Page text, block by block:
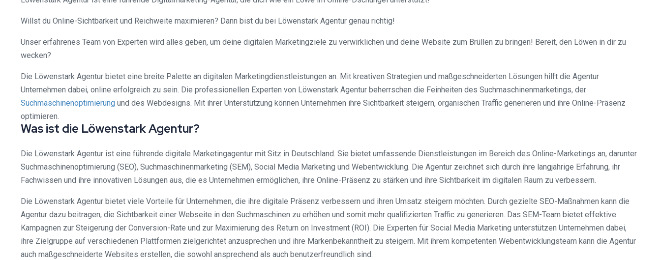
Willst du Online-Sichtbarkeit und Reichweite maximieren? Dann bist du bei Löwenstark Agentur genau richtig!
Unser erfahrenes Team von Experten wird alles geben, um deine digitalen Marketingziele zu verwirklichen und deine Website zum Brüllen zu bringen! Bereit, den Löwen in dir zu
wecken?
Die Löwenstark Agentur bietet eine breite Palette an digitalen Marketingdienstleistungen an. Mit kreativen Strategien und maßgeschneiderten Lösungen hilft die Agentur
Unternehmen dabei, online erfolgreich zu sein. Die professionellen Experten von Löwenstark Agentur beherrschen die Feinheiten des Suchmaschinenmarketings, der
Suchmaschinenoptimierung und des Webdesigns. Mit ihrer Unterstützung können Unternehmen ihre Sichtbarkeit steigern, organischen Traffic generieren und ihre Online-Präsenz
optimieren.
Was ist die Löwenstark Agentur?
Die Löwenstark Agentur ist eine führende digitale Marketingagentur mit Sitz in Deutschland. Sie bietet umfassende Dienstleistungen im Bereich des Online-Marketings an, darunter
Suchmaschinenoptimierung (SEO), Suchmaschinenmarketing (SEM), Social Media Marketing und Webentwicklung. Die Agentur zeichnet sich durch ihre langjährige Erfahrung, ihr
Fachwissen und ihre innovativen Lösungen aus, die es Unternehmen ermöglichen, ihre Online-Präsenz zu stärken und ihre Sichtbarkeit im digitalen Raum zu verbessern.
Die Löwenstark Agentur bietet viele Vorteile für Unternehmen, die ihre digitale Präsenz verbessern und ihren Umsatz steigern möchten. Durch gezielte SEO-Maßnahmen kann die
Agentur dazu beitragen, die Sichtbarkeit einer Webseite in den Suchmaschinen zu erhöhen und somit mehr qualifizierten Traffic zu generieren. Das SEM-Team bietet effektive
Kampagnen zur Steigerung der Conversion-Rate und zur Maximierung des Return on Investment (ROI). Die Experten für Social Media Marketing unterstützen Unternehmen dabei,
ihre Zielgruppe auf verschiedenen Plattformen zielgerichtet anzusprechen und ihre Markenbekanntheit zu steigern. Mit ihrem kompetenten Webentwicklungsteam kann die Agentur
auch maßgeschneiderte Websites erstellen, die sowohl ansprechend als auch benutzerfreundlich sind.